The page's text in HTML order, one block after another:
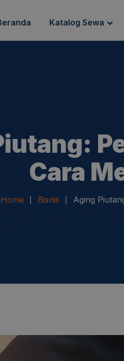
Katalog Sewa
Cara
Home Bisnis Aging